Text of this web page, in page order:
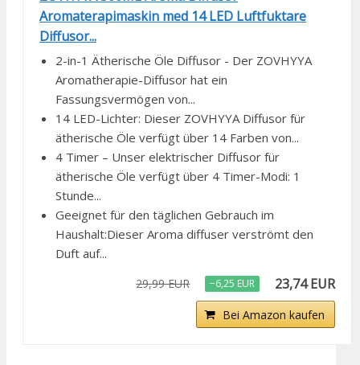
Aromaterapimaskin med 14 LED Luftfuktare
Diffusor...
2-in-1 Ätherische Öle Diffusor - Der ZOVHYYA
Aromatherapie-Diffusor hat ein
Fassungsvermögen von...
14 LED-Lichter: Dieser ZOVHYYA Diffusor für
ätherische Öle verfügt über 14 Farben von...
4 Timer – Unser elektrischer Diffusor für
ätherische Öle verfügt über 4 Timer-Modi: 1
Stunde...
Geeignet für den täglichen Gebrauch im
Haushalt:Dieser Aroma diffuser verströmt den
Duft auf...
29,99 EUR −6,25 EUR 23,74 EUR
Bei Amazon kaufen